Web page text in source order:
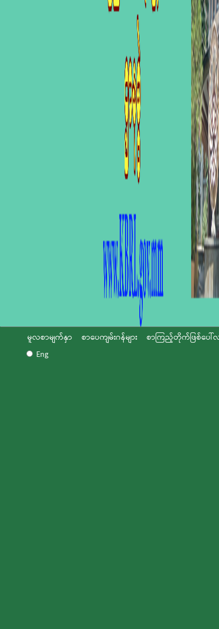
မူလစာမျက်နှာ စာပေကျမ်းဂန်များ
စာကြည့်တိုက်ဖြစ်ပေါ်
Eng